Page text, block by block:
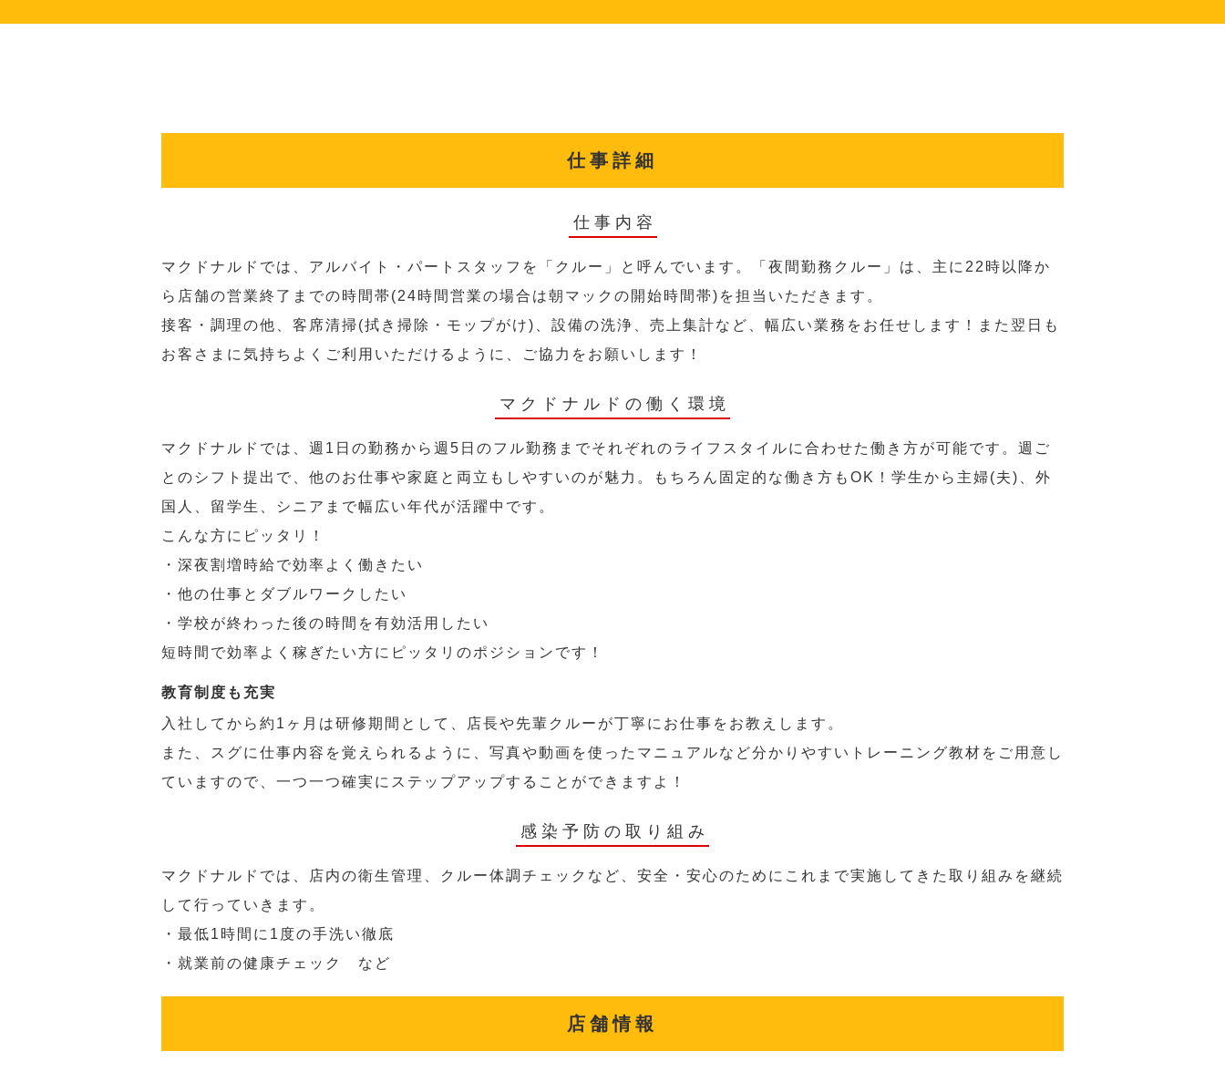
仕事詳細
仕事内容
マクドナルドでは、アルバイト・パートスタッフを「クルー」と呼んでいます。「夜間勤務クルー」は、主に22時以降か
ら店舗の営業終了までの時間帯(24時間営業の場合は朝マックの開始時間帯)を担当いただきます。
接客・調理の他、客席清掃(拭き掃除・モップがけ)、設備の洗浄、売上集計など、幅広い業務をお任せします！また翌日も
お客さまに気持ちよくご利用いただけるように、ご協力をお願いします！
マクドナルドの働く環境
マクドナルドでは、週1日の勤務から週5日のフル勤務までそれぞれのライフスタイルに合わせた働き方が可能です。週ご
とのシフト提出で、他のお仕事や家庭と両立もしやすいのが魅力。もちろん固定的な働き方もOK！学生から主婦(夫)、外
国人、留学生、シニアまで幅広い年代が活躍中です。
こんな方にピッタリ！
・深夜割増時給で効率よく働きたい
・他の仕事とダブルワークしたい
・学校が終わった後の時間を有効活用したい
短時間で効率よく稼ぎたい方にピッタリのポジションです！
教育制度も充実
入社してから約1ヶ月は研修期間として、店長や先輩クルーが丁寧にお仕事をお教えします。
また、スグに仕事内容を覚えられるように、写真や動画を使ったマニュアルなど分かりやすいトレーニング教材をご用意し
ていますので、一つ一つ確実にステップアップすることができますよ！
感染予防の取り組み
マクドナルドでは、店内の衛生管理、クルー体調チェックなど、安全・安心のためにこれまで実施してきた取り組みを継続
して行っていきます。
・最低1時間に1度の手洗い徹底
・就業前の健康チェック など
店舗情報